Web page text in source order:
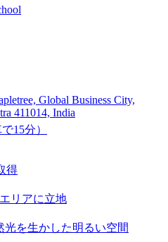
Global Business City,
411014, India
15分）
得
リアに立地
光を生かした明るい空間